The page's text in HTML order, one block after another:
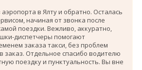
в Ялту и обратно. Осталась
начиная от звонка после
поездки. Вежливо, аккуратно,
диспетчеры помогают
заказа такси, без проблем
заказ. Отдельное спасибо водителю
поездку и пунктуальность. Вы вне